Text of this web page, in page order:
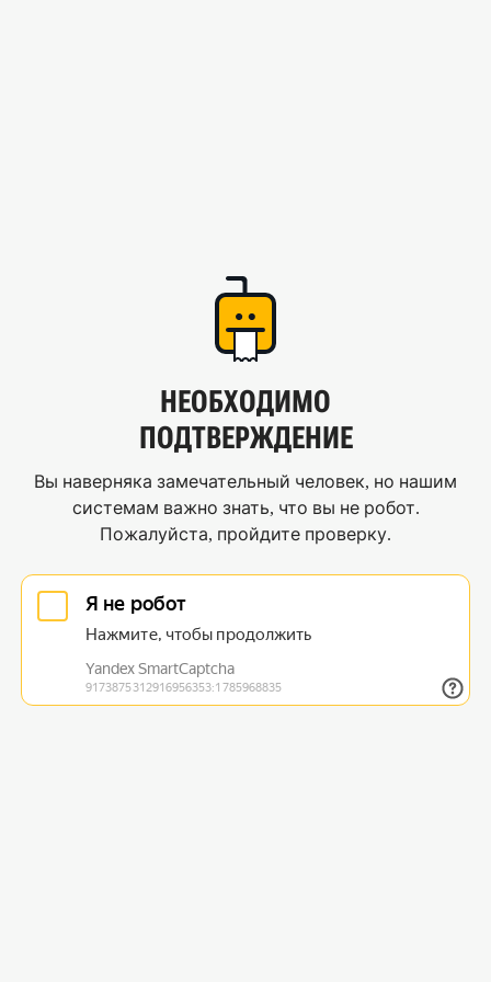
НЕОБХОДИМО
ПОДТВЕРЖДЕНИЕ
Вы наверняка замечательный человек, но нашим
системам важно знать, что вы не робот.
Пожалуйста, пройдите проверку.